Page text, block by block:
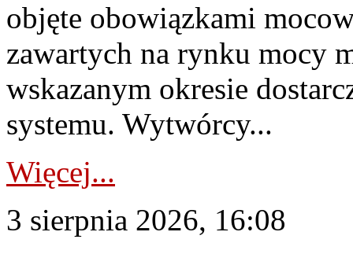
objęte obowiązkami
zawartych na rynku mocy
wskazanym okresie
systemu. Wytwórcy...
Więcej...
3 sierpnia 2026, 16:08